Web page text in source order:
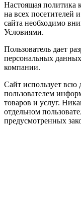
Настоящая политика
на всех посетителей
сайта необходимо
Условиями.
Пользователь дает
персональных
компании.
Сайт использует всю
пользователем
товаров и услуг.
отдельном
предусмотренных